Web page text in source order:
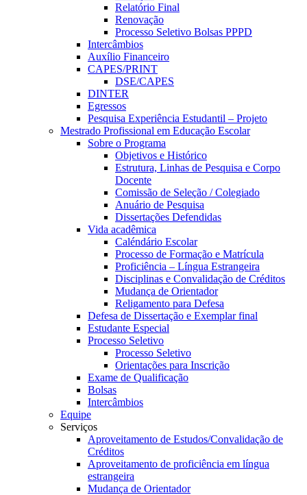
Relatório Final
Renovação
Processo Seletivo Bolsas PPPD
Intercâmbios
Auxílio Financeiro
CAPES/PRINT
DSE/CAPES
DINTER
Egressos
Pesquisa Experiência Estudantil – Projeto
Mestrado Profissional em Educação Escolar
Sobre o Programa
Objetivos e Histórico
Estrutura, Linhas de Pesquisa e Corpo
Docente
Comissão de Seleção / Colegiado
Anuário de Pesquisa
Dissertações Defendidas
Vida acadêmica
Caléndário Escolar
Processo de Formação e Matrícula
Proficiência – Língua Estrangeira
Disciplinas e Convalidação de Créditos
Mudança de Orientador
Religamento para Defesa
Defesa de Dissertação e Exemplar final
Estudante Especial
Processo Seletivo
Processo Seletivo
Orientações para Inscrição
Exame de Qualificação
Bolsas
Intercâmbios
Equipe
Serviços
Aproveitamento de Estudos/Convalidação de
Créditos
Aproveitamento de proficiência em língua
estrangeira
Mudança de Orientador